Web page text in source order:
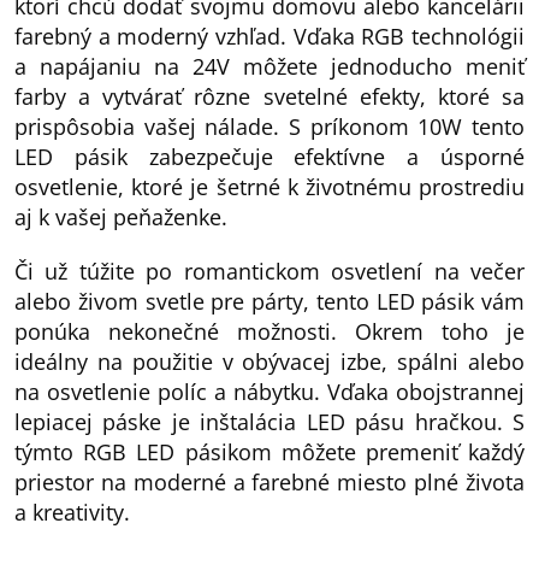
ktorí chcú dodať svojmu domovu alebo kancelárii
farebný a moderný vzhľad. Vďaka RGB technológii
a napájaniu na 24V môžete jednoducho meniť
farby a vytvárať rôzne svetelné efekty, ktoré sa
prispôsobia vašej nálade. S príkonom 10W tento
LED pásik zabezpečuje efektívne a úsporné
osvetlenie, ktoré je šetrné k životnému prostrediu
aj k vašej peňaženke.
Či už túžite po romantickom osvetlení na večer
alebo živom svetle pre párty, tento LED pásik vám
ponúka nekonečné možnosti. Okrem toho je
ideálny na použitie v obývacej izbe, spálni alebo
na osvetlenie políc a nábytku. Vďaka obojstrannej
lepiacej páske je inštalácia LED pásu hračkou. S
týmto RGB LED pásikom môžete premeniť každý
priestor na moderné a farebné miesto plné života
a kreativity.